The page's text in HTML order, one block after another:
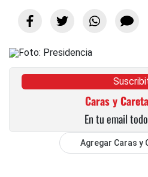
Caras y
En tu email
Agregar Caras y